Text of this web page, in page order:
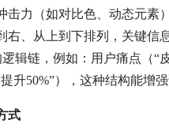
击力（如对比色、动态元素
右、从上到下排列，关键信
逻辑链，例如：用户痛点（
升50%”），这种结构能增强
式